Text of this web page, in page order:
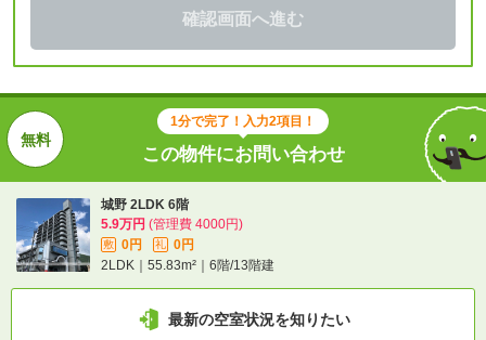
確認画面へ進む
1分で完了！入力2項目！
この物件にお問い合わせ
城野 2LDK 6階
5.9万円 (管理費 4000円)
敷 0円 礼
0円
2LDK｜55.83m²｜6階/13階建
最新の空室状況を知りたい